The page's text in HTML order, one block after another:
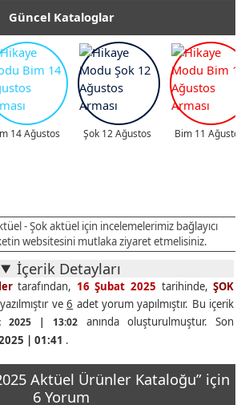
Güncel Kataloglar
14 Ağustos Şok 12 Ağustos Bim 11
- Şok aktüel için incelemelerimiz bağlayıcı
websitesini mutlaka ziyaret etmelisiniz.
İçerik Detayları
tarafından, 16 Şubat 2025 tarihinde,ŞOK
ve6 adet yorum yapılmıştır. Bu içerik
2025 | 13:02 anında oluşturulmuştur. Son
| 01:41 .
Aktüel Ürünler Kataloğu” için
6 Yorum